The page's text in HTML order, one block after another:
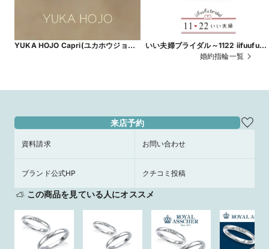
YUKA HOJO Capri(ユカホウジョウ
岡天神・熊本・宮崎・鹿児島】
いい夫婦ブライダル～1122 iifuufu
bridal～プラチナ婚約指輪&結婚指輪
栄・京都四条烏丸・九州全店】
婚約指輪一覧
来店予約
資料請求 お問い合わせ
ブランド公式HP クチコミ投稿
この商品を見ている人にオススメ